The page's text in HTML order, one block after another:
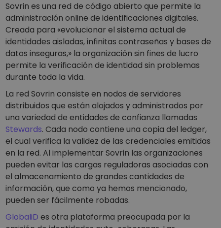
Sovrin es una red de código abierto que permite la
administración online de identificaciones digitales.
Creada para «evolucionar el sistema actual de
identidades aisladas, infinitas contraseñas y bases de
datos inseguras,» la organización sin fines de lucro
permite la verificación de identidad sin problemas
durante toda la vida.
La red Sovrin consiste en nodos de servidores
distribuidos que están alojados y administrados por
una variedad de entidades de confianza llamadas
Stewards. Cada nodo contiene una copia del ledger,
el cual verifica la validez de las credenciales emitidas
en la red. Al implementar Sovrin las organizaciones
pueden evitar las cargas reguladoras asociadas con
el almacenamiento de grandes cantidades de
información, que como ya hemos mencionado,
pueden ser fácilmente robadas.
GlobaliD es otra plataforma preocupada por la